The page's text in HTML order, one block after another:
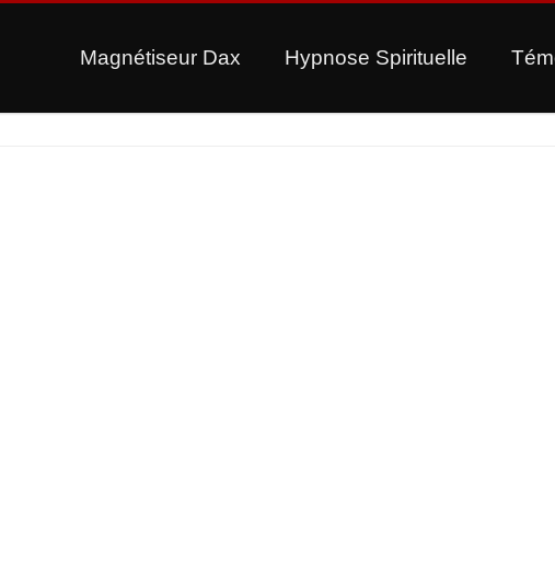
Magnétiseur Dax Hypnose Spirituelle